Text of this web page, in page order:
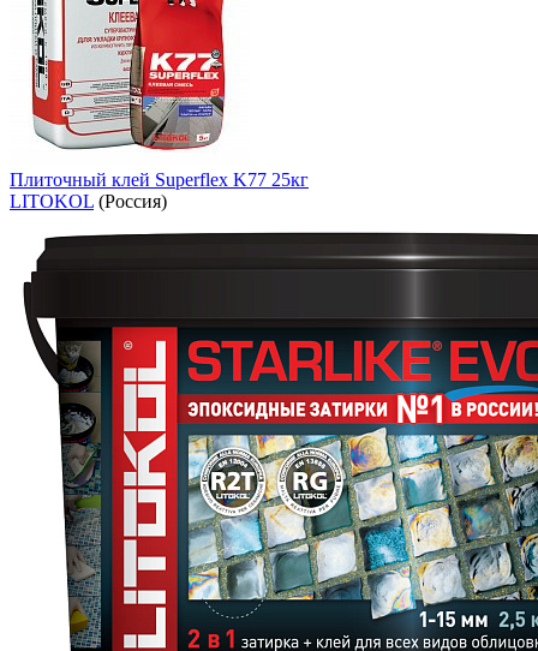
Плиточный клей Superflex K77 25кг
LITOKOL (Россия)